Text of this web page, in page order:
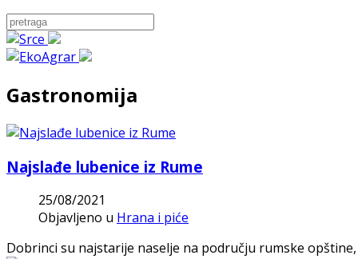
Gastronomija
Najslađe lubenice iz Rume
25/08/2021
Objavljeno u Hrana i piće
Dobrinci su najstarije naselje na području rumske